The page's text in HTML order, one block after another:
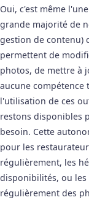
Oui, c'est même
grande majorité de
gestion de contenu)
permettent de
photos, de mettre à
aucune compétence
l'utilisation de ces
restons disponibles
besoin. Cette
pour les
régulièrement, les
disponibilités, ou
régulièrement des